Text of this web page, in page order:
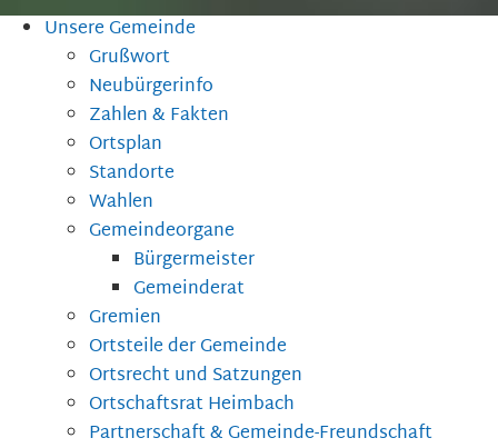
Unsere Gemeinde
Grußwort
Neubürgerinfo
Zahlen & Fakten
Ortsplan
Standorte
Wahlen
Gemeindeorgane
Bürgermeister
Gemeinderat
Gremien
Ortsteile der Gemeinde
Ortsrecht und Satzungen
Ortschaftsrat Heimbach
Partnerschaft & Gemeinde-Freundschaft